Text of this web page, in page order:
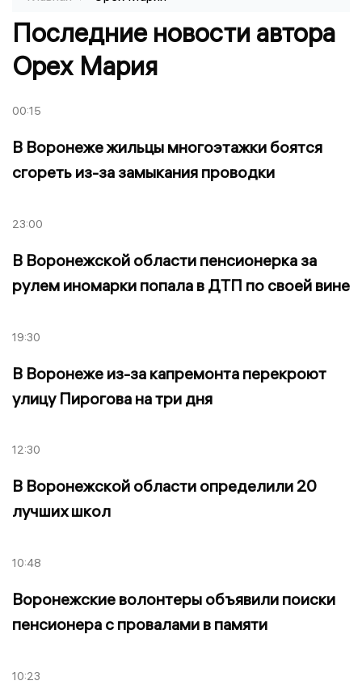
Последние новости автора
Орех Мария
00:15
В Воронеже жильцы многоэтажки боятся
сгореть из-за замыкания проводки
23:00
В Воронежской области пенсионерка за
рулем иномарки попала в ДТП по своей вине
19:30
В Воронеже из-за капремонта перекроют
улицу Пирогова на три дня
12:30
В Воронежской области определили 20
лучших школ
10:48
Воронежские волонтеры объявили поиски
пенсионера с провалами в памяти
10:23